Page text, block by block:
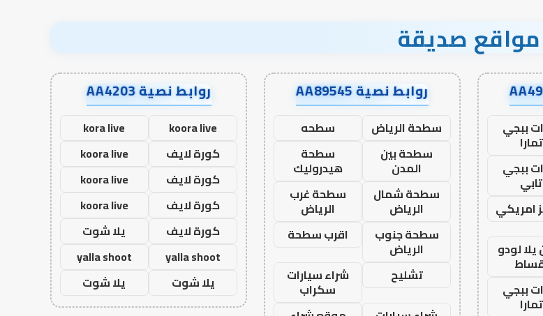
مواقع صديقة
ببجي
تمارا
ببجي
تابي
امريكي
لودو
ببجي
تمارا
روابط نصية AA89545
سطحة الرياض
سطحه
سطحة بين
المدن
سطحة
هيدروليك
سطحة شمال
الرياض
سطحة غرب
الرياض
سطحة جنوب
الرياض
اقرب سطحة
تشليح
شراء سيارات
سكراب
روابط نصية AA4203
koora live
kora live
كورة لايف
koora live
كورة لايف
koora live
كورة لايف
koora live
كورة لايف
يلا شوت
yalla shoot
yalla shoot
يلا شوت
يلا شوت